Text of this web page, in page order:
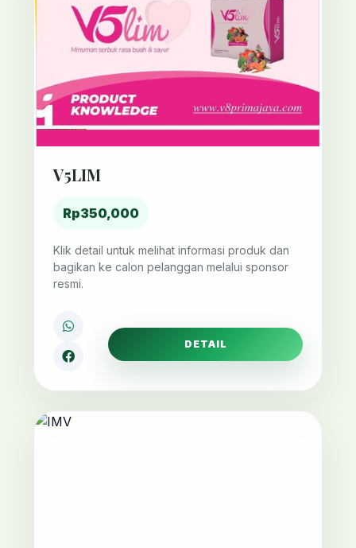
V5LIM
Rp350,000
Klik detail untuk melihat informasi produk dan
bagikan ke calon pelanggan melalui sponsor
resmi.
DETAIL